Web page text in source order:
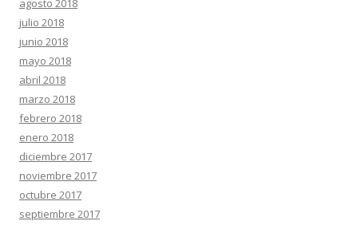
agosto 2018
julio 2018
junio 2018
mayo 2018
abril 2018
marzo 2018
febrero 2018
enero 2018
diciembre 2017
noviembre 2017
octubre 2017
septiembre 2017